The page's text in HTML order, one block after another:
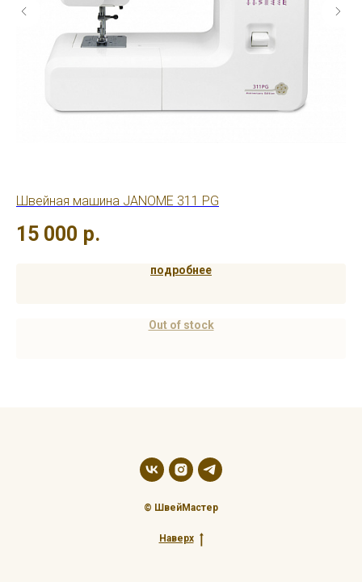
Швейная машина JANOME 311 PG
15 000 р.
подробнее
Out of stock
© ШвейМастер
Наверх